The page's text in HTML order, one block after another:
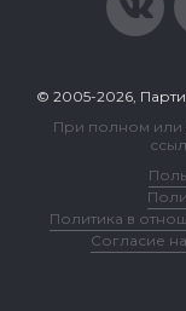
© 2005-2026,
При полном или
Политика в
Согласие